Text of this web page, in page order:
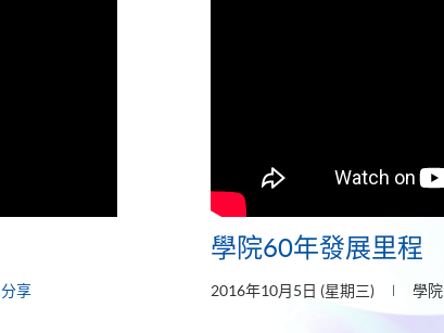
分享
學院60年發展里程
2016年10月5日 (星期三) 學院